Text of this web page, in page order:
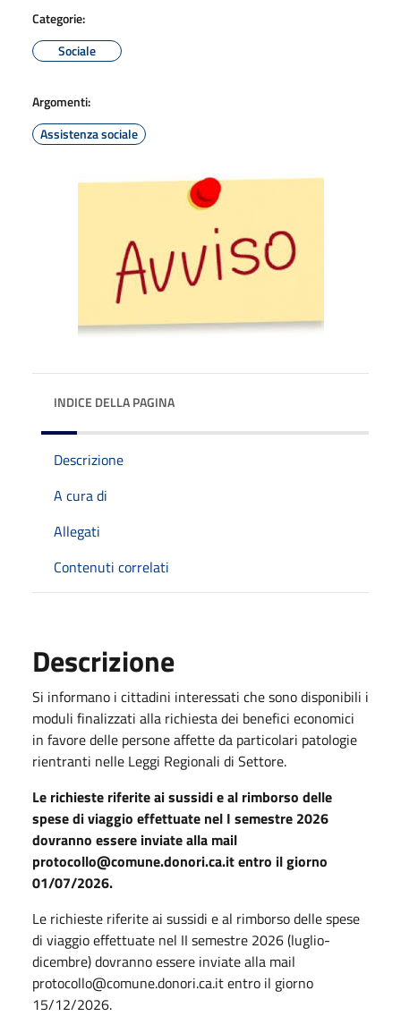
Categorie:
Sociale
Argomenti:
Assistenza sociale
INDICE DELLA PAGINA
Descrizione
A cura di
Allegati
Contenuti correlati
Descrizione
Si informano i cittadini interessati che sono disponibili i
moduli finalizzati alla richiesta dei benefici economici
in favore delle persone affette da particolari patologie
rientranti nelle Leggi Regionali di Settore.
Le richieste riferite ai sussidi e al rimborso delle
spese di viaggio effettuate nel I semestre 2026
dovranno essere inviate alla mail
protocollo@comune.donori.ca.it entro il giorno
01/07/2026.
Le richieste riferite ai sussidi e al rimborso delle spese
di viaggio effettuate nel II semestre 2026 (luglio-
dicembre) dovranno essere inviate alla mail
protocollo@comune.donori.ca.it entro il giorno
15/12/2026.